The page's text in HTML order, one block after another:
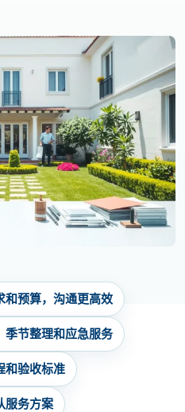
和预算，沟通更高效
季节整理和应急服务
和验收标准
服务方案